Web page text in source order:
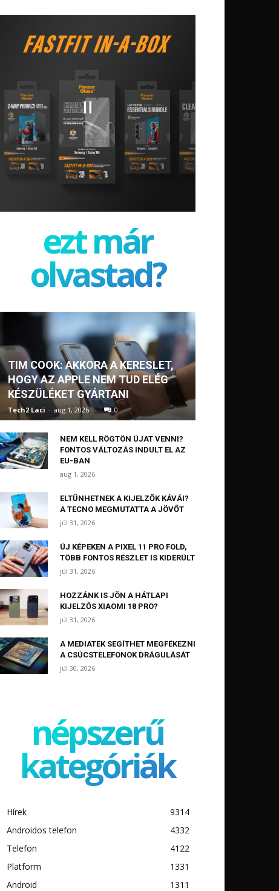
ezt már
olvastad?
TIM COOK: AKKORA A KERESLET,
HOGY AZ APPLE NEM TUD ELÉG
KÉSZÜLÉKET GYÁRTANI
Tech2 Laci - aug 1, 2026 0
NEM KELL RÖGTÖN ÚJAT VENNI?
FONTOS VÁLTOZÁS INDULT EL AZ
EU-BAN
aug 1, 2026
ELTŰNHETNEK A KIJELZŐK KÁVÁI?
A TECNO MEGMUTATTA A JÖVŐT
júl 31, 2026
ÚJ KÉPEKEN A PIXEL 11 PRO FOLD,
TÖBB FONTOS RÉSZLET IS KIDERÜLT
júl 31, 2026
HOZZÁNK IS JÖN A HÁTLAPI
KIJELZŐS XIAOMI 18 PRO?
júl 31, 2026
A MEDIATEK SEGÍTHET MEGFÉKEZNI
A CSÚCSTELEFONOK DRÁGULÁSÁT
júl 30, 2026
népszerű
kategóriák
Hírek
9314
Androidos telefon
4332
Telefon
4122
Platform
1331
Android
1311